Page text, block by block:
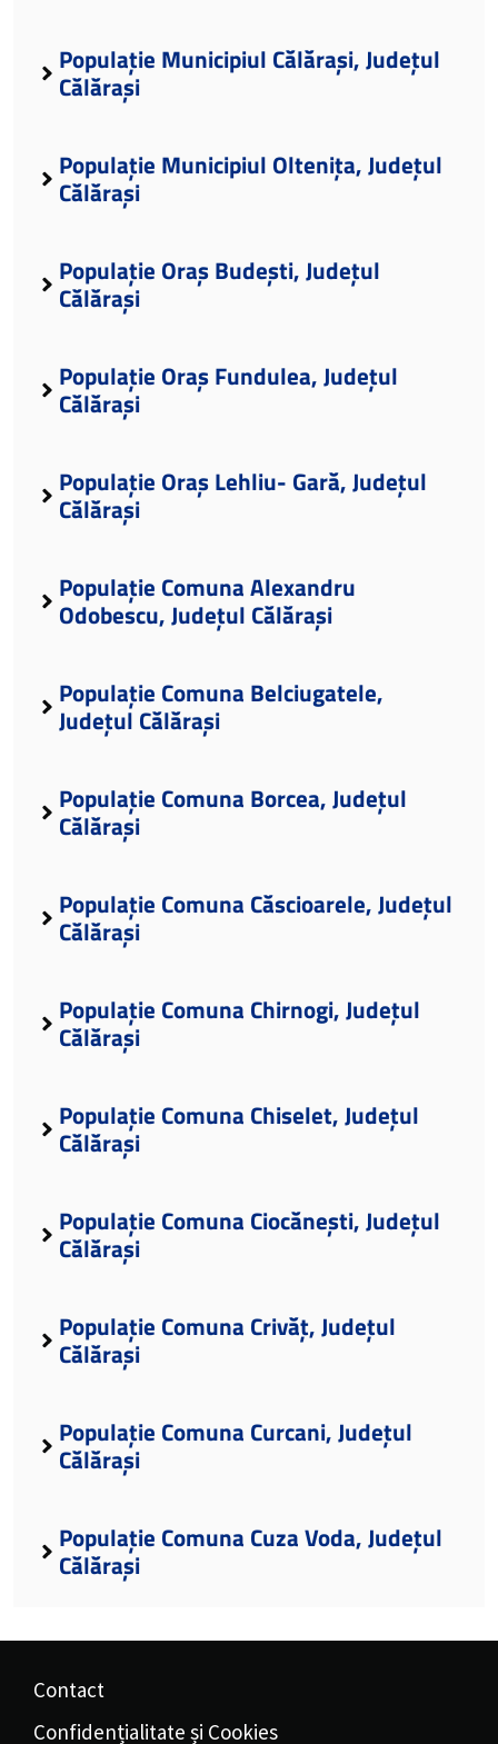
Populație Municipiul Călărași, Județul
Călărași
Populație Municipiul Oltenița, Județul
Călărași
Populație Oraș Budești, Județul
Călărași
Populație Oraș Fundulea, Județul
Călărași
Populație Oraș Lehliu- Gară, Județul
Călărași
Populație Comuna Alexandru
Odobescu, Județul Călărași
Populație Comuna Belciugatele,
Județul Călărași
Populație Comuna Borcea, Județul
Călărași
Populație Comuna Căscioarele, Județul
Călărași
Populație Comuna Chirnogi, Județul
Călărași
Populație Comuna Chiselet, Județul
Călărași
Populație Comuna Ciocănești, Județul
Călărași
Populație Comuna Crivăț, Județul
Călărași
Populație Comuna Curcani, Județul
Călărași
Populație Comuna Cuza Voda, Județul
Călărași
Contact
Confidențialitate și Cookies